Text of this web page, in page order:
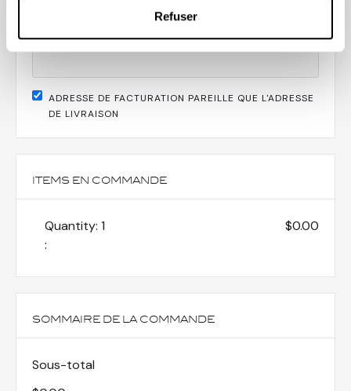
Refuser
ADRESSE DE FACTURATION PAREILLE QUE L'ADRESSE
DE LIVRAISON
ITEMS EN COMMANDE
1
:
$0.00
SOMMAIRE DE LA COMMANDE
Sous-total